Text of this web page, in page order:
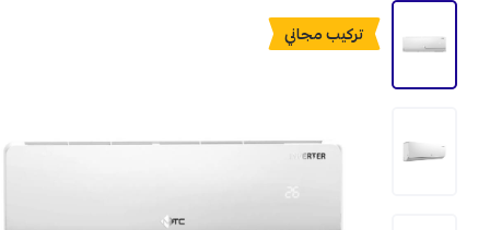
تركيب مجاني